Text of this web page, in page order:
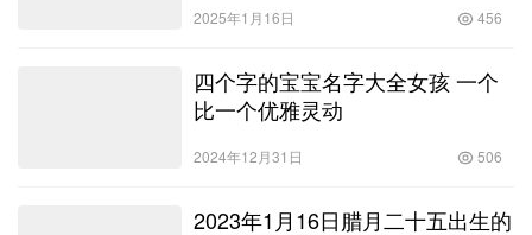
2025年1月16日 456
四个字的宝宝名字大全女孩 一个
比一个优雅灵动
2024年12月31日 506
2023年1月16日腊月二十五出生的